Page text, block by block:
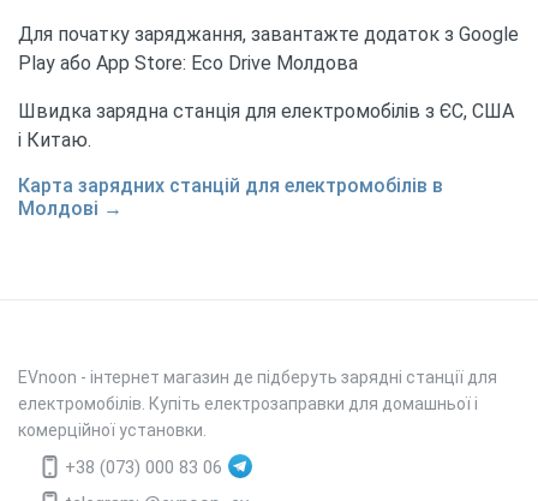
Для початку заряджання, завантажте додаток з Google
Play або App Store: Eco Drive Молдова
Швидка зарядна станція для електромобілів з ЄС, США
і Китаю.
Карта зарядних станцій для електромобілів в
Молдові →
EVnoon - інтернет магазин де підберуть зарядні станції для
електромобілів. Купіть електрозаправки для домашньої і
комерційної установки.
+38 (073) 000 83 06